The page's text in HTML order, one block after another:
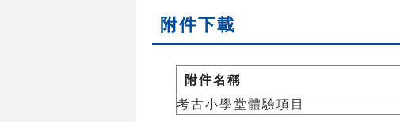
附件下載
附件名稱
考古小學堂體驗項目